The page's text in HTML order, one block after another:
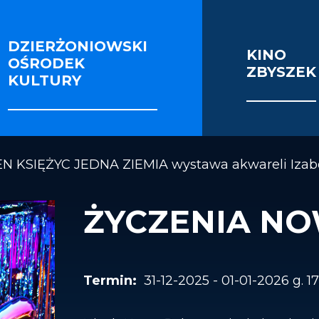
I SEKCJE VIDEO
ENERGETYCZNEJ BUDYNKU
DZIERŻONIOWSKI
OŚRODEK
KULTURY
KINO
ZBYSZEK
KSIĘŻYC JEDNA ZIEMIA wystawa akwareli
ŻYCZENIA
31-12-2025 - 01-01-2026 g.